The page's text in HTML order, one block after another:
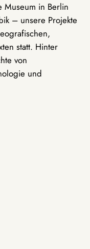
Museum in Berlin
– unsere Projekte
statt. Hinter
von
und